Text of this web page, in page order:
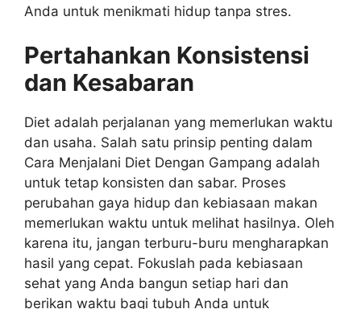
Anda untuk menikmati hidup tanpa stres.
Pertahankan Konsistensi
dan Kesabaran
Diet adalah perjalanan yang memerlukan waktu
dan usaha. Salah satu prinsip penting dalam
Cara Menjalani Diet Dengan Gampang adalah
untuk tetap konsisten dan sabar. Proses
perubahan gaya hidup dan kebiasaan makan
memerlukan waktu untuk melihat hasilnya. Oleh
karena itu, jangan terburu-buru mengharapkan
hasil yang cepat. Fokuslah pada kebiasaan
sehat yang Anda bangun setiap hari dan
berikan waktu bagi tubuh Anda untuk